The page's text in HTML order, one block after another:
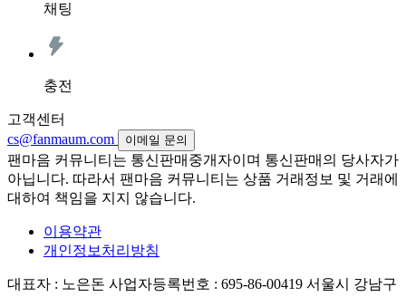
채팅
충전
고객센터
cs@fanmaum.com
이메일 문의
팬마음 커뮤니티는 통신판매중개자이며 통신판매의 당사자가
아닙니다. 따라서 팬마음 커뮤니티는 상품 거래정보 및 거래에
대하여 책임을 지지 않습니다.
이용약관
개인정보처리방침
대표자 : 노은돈 사업자등록번호 : 695-86-00419 서울시 강남구